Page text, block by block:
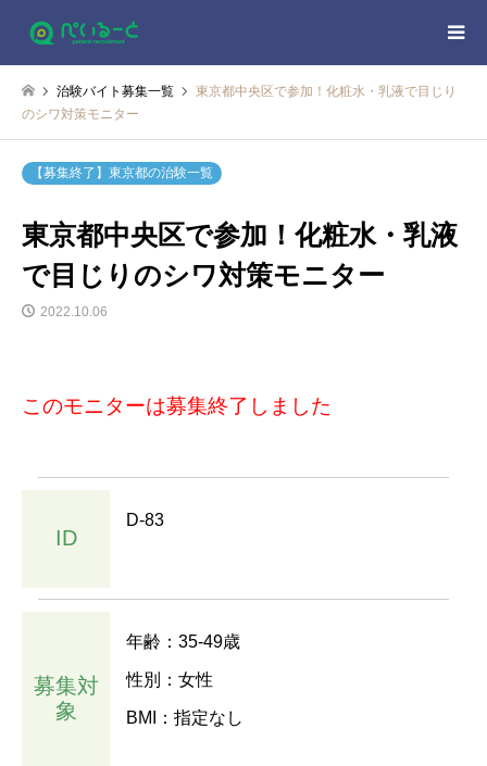
治験バイト募集一覧
東京都中央区で参加！化粧水・乳液で目じり
のシワ対策モニター
【募集終了】東京都の治験一覧
東京都中央区で参加！化粧水・乳液
で目じりのシワ対策モニター
2022.10.06
このモニターは募集終了しました
ID
D-83
募集対
象
年齢：35-49歳
性別：女性
BMI：指定なし